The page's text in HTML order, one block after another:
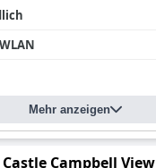
Mehr anzeigen
Castle Campbell View